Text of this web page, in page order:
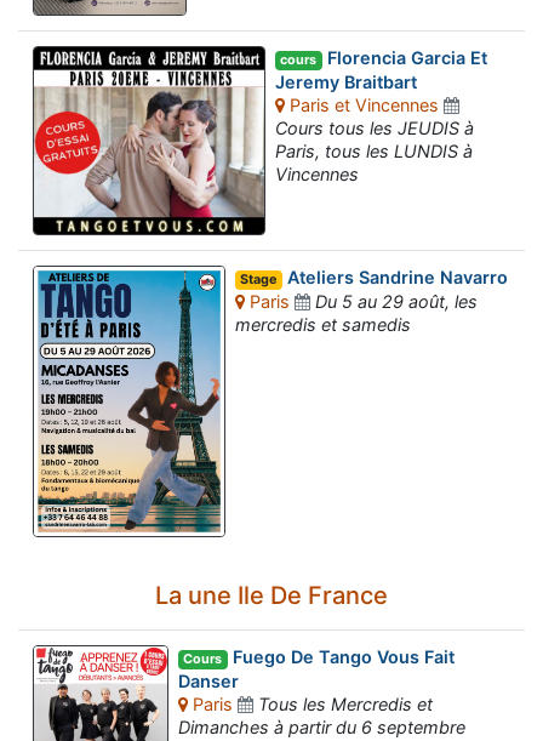
cours Florencia Garcia Et
Jeremy Braitbart
Paris et Vincennes
Cours tous les JEUDIS à
Paris, tous les LUNDIS à
Vincennes
Stage Ateliers Sandrine Navarro
Paris
Du 5 au 29 août, les
mercredis et samedis
La une Ile De France
Cours Fuego De Tango Vous Fait
Danser
Paris
Tous les Mercredis et
Dimanches à partir du 6 septembre